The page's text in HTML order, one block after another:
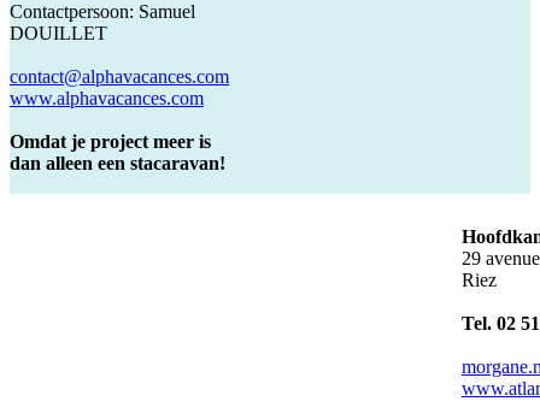
Contactpersoon: Samuel
DOUILLET
contact@alphavacances.com
www.alphavacances.com
Omdat je project meer is
dan alleen een stacaravan!
29
Riez
Tel. 02